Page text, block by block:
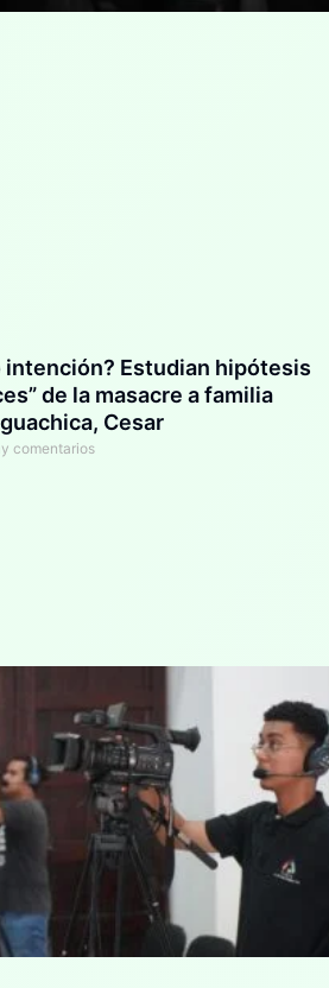
intención? Estudian hipótesis
de la masacre a familia
Cesar
comentarios